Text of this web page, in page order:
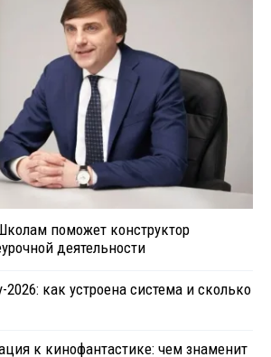
поможет конструктор
деятельности
как устроена система и сколько
к кинофантастике: чем знаменит